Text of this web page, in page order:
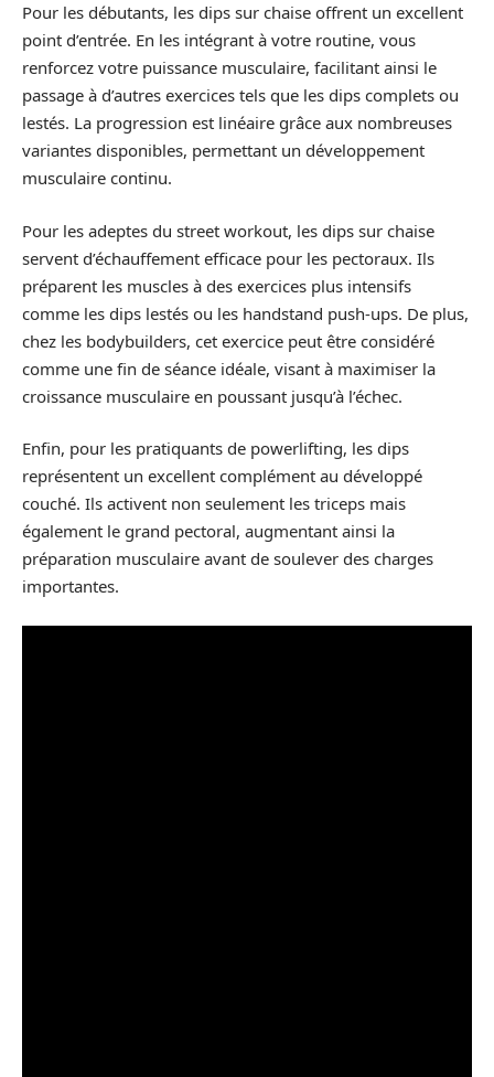
Pour les débutants, les dips sur chaise offrent un excellent
point d’entrée. En les intégrant à votre routine, vous
renforcez votre puissance musculaire, facilitant ainsi le
passage à d’autres exercices tels que les dips complets ou
lestés. La progression est linéaire grâce aux nombreuses
variantes disponibles, permettant un développement
musculaire continu.
Pour les adeptes du street workout, les dips sur chaise
servent d’échauffement efficace pour les pectoraux. Ils
préparent les muscles à des exercices plus intensifs
comme les dips lestés ou les handstand push-ups. De plus,
chez les bodybuilders, cet exercice peut être considéré
comme une fin de séance idéale, visant à maximiser la
croissance musculaire en poussant jusqu’à l’échec.
Enfin, pour les pratiquants de powerlifting, les dips
représentent un excellent complément au développé
couché. Ils activent non seulement les triceps mais
également le grand pectoral, augmentant ainsi la
préparation musculaire avant de soulever des charges
importantes.